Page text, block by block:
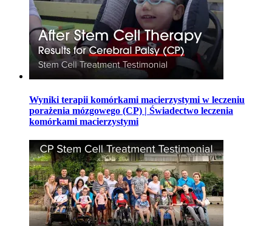
Wyniki terapii komórkami macierzystymi w leczeniu
porażenia mózgowego (CP) | Świadectwo leczenia
komórkami macierzystymi